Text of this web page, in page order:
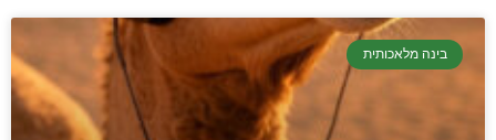
בינה מלאכותית